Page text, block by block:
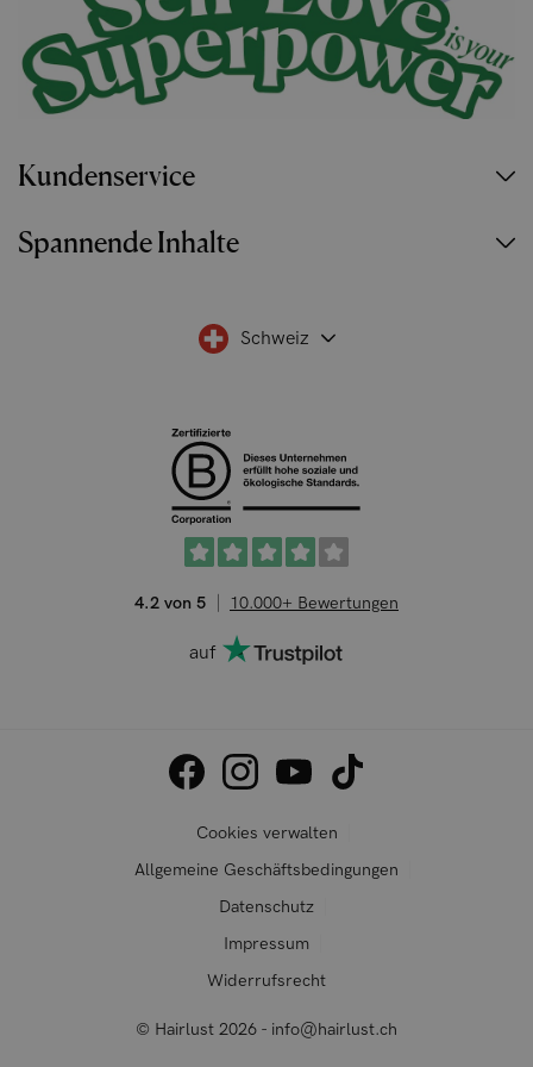
Kundenservice
Spannende Inhalte
Schweiz
4.2 von 5 10.000+ Bewertungen
auf
© Hairlust 2026 - info@hairlust.ch
Cookies verwalten
Allgemeine Geschäftsbedingungen
Datenschutz
Impressum
Widerrufsrecht